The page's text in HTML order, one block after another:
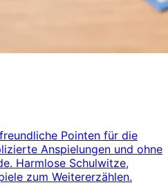
Pointen für die
Anspielungen und ohne
Harmlose Schulwitze,
zum Weitererzählen.